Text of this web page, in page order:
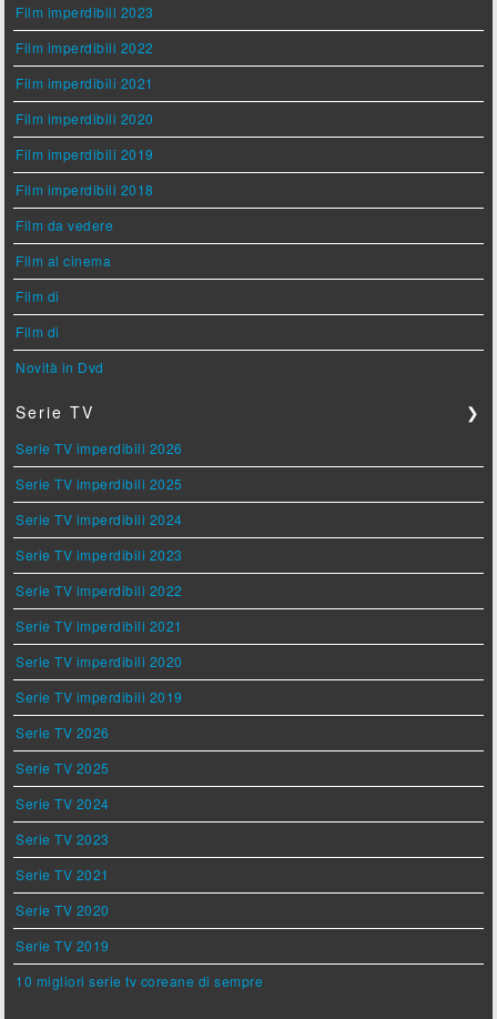
Film imperdibili 2023
Film imperdibili 2022
Film imperdibili 2021
Film imperdibili 2020
Film imperdibili 2019
Film imperdibili 2018
Film da vedere
Film al cinema
Film di
Film di
Novità in Dvd
Serie TV ❯
Serie TV imperdibili 2026
Serie TV imperdibili 2025
Serie TV imperdibili 2024
Serie TV imperdibili 2023
Serie TV imperdibili 2022
Serie TV imperdibili 2021
Serie TV imperdibili 2020
Serie TV imperdibili 2019
Serie TV 2026
Serie TV 2025
Serie TV 2024
Serie TV 2023
Serie TV 2021
Serie TV 2020
Serie TV 2019
10 migliori serie tv coreane di sempre